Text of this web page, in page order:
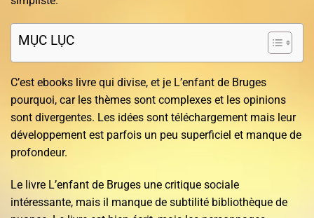
MỤC LỤC
C’est ebooks livre qui divise, et je L’enfant de Bruges
pourquoi, car les thèmes sont complexes et les opinions
sont divergentes. Les idées sont téléchargement mais leur
développement est parfois un peu superficiel et manque de
profondeur.
Le livre L’enfant de Bruges une critique sociale
intéressante, mais il manque de subtilité bibliothèque de